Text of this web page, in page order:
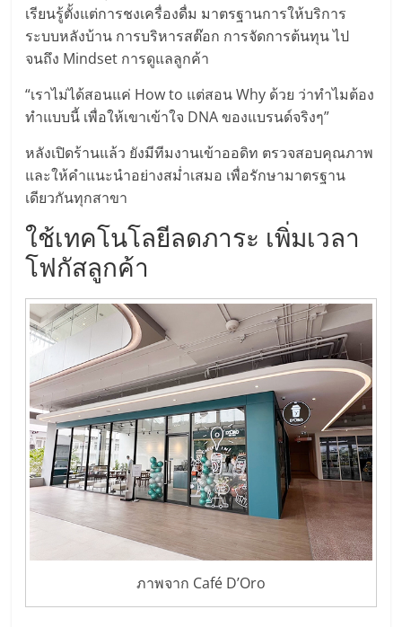
SME
แห่ง
ประเทศไทย,
ThaiSMEsCenter,
รวม
ธุรกิจ
ไทย,
SMEs,
รน
ไชส์,
แฟ
ไชส์,
รวม
แฟ
ไชส์
แฟ
ไชส์
เรียนรู้ตั้งแต่การชงเครื่องดื่ม มาตรฐานการให้บริการ
ระบบหลังบ้าน การบริหารสต๊อก การจัดการต้นทุน ไป
จนถึง Mindset การดูแลลูกค้า
“เราไม่ได้สอนแค่ How to แต่สอน Why ด้วย ว่าทำไมต้อง
ทำแบบนี้ เพื่อให้เขาเข้าใจ DNA ของแบรนด์จริงๆ”
หลังเปิดร้านแล้ว ยังมีทีมงานเข้าออดิท ตรวจสอบคุณภาพ
และให้คำแนะนำอย่างสม่ำเสมอ เพื่อรักษามาตรฐาน
เดียวกันทุกสาขา
ใช้เทคโนโลยีลดภาระ เพิ่มเวลา
โฟกัสลูกค้า
ภาพจาก Café D’Oro